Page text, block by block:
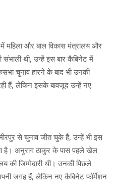
में महिला और बाल विकास मंत्रालय और
संभाली थी, उन्हें इस बार कैबिनेट में
चुनाव हारने के बाद भी उनकी
हैं, लेकिन इसके बावजूद उन्हें नए
से चुनाव जीत चुके हैं, उन्हें भी इस
है। अनुराग ठाकुर के पास पहले खेल
की जिम्मेदारी थी। उनकी पिछले
जगह हैं, लेकिन नए कैबिनेट फॉर्मेशन